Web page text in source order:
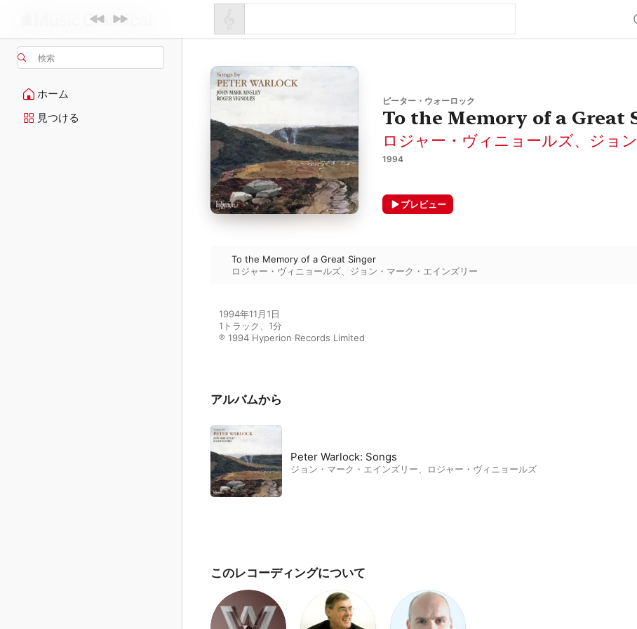
検索
ホーム
見つける
ピーター・ウォーロック
To the Memory of a Great
ロジャー・ヴィニョールズ、 ジョ
1994
プレビュー
To the Memory of a Great Singer
ロジャー・ヴィニョールズ
ジョン・マーク・エインズリー
1994年11月1日
1トラック、1分
℗ 1994 Hyperion Records Limited
アルバムから
Peter Warlock: Songs
ジョン・マーク・エインズリー ロジャー・ヴィニョールズ
このレコーディングについて